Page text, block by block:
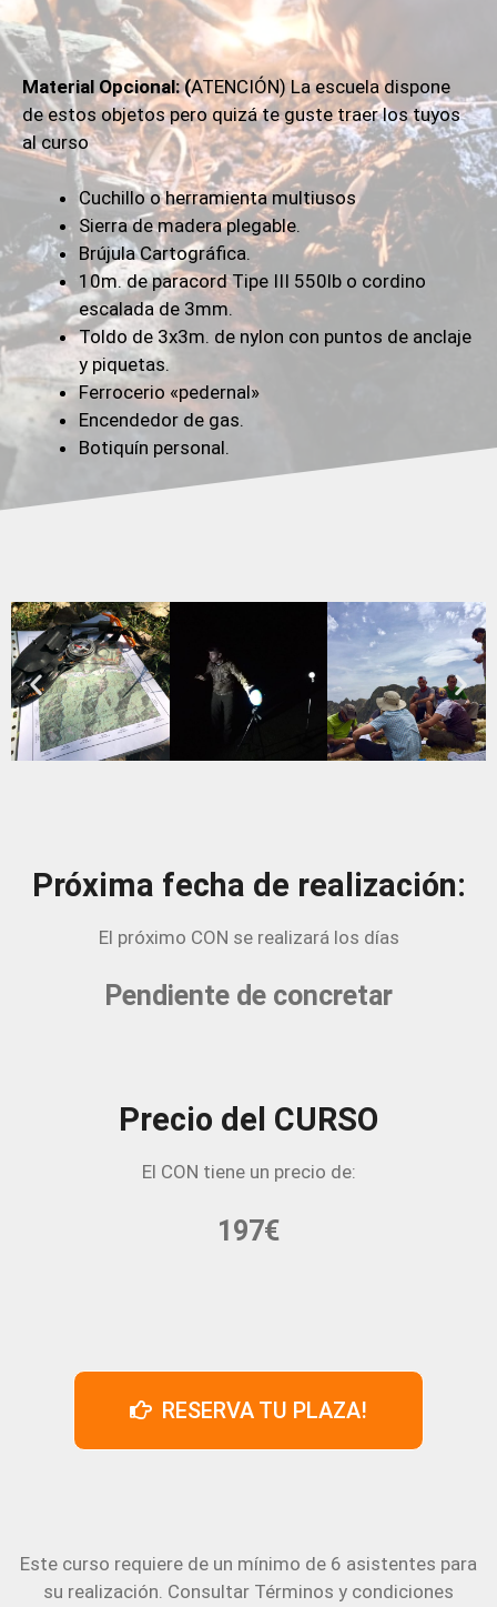
Material Opcional: (ATENCIÓN) La escuela dispone
de estos objetos pero quizá te guste traer los tuyos
al curso
Cuchillo o herramienta multiusos
Sierra de madera plegable.
Brújula Cartográfica.
10m. de paracord Tipe III 550lb o cordino
escalada de 3mm.
Toldo de 3x3m. de nylon con puntos de anclaje
y piquetas.
Ferrocerio «pedernal»
Encendedor de gas.
Botiquín personal.
Próxima fecha de realización:
El próximo CON se realizará los días
Pendiente de concretar
Precio del CURSO
El CON tiene un precio de:
197€
RESERVA TU PLAZA!
Este curso requiere de un mínimo de 6 asistentes para
su realización. Consultar Términos y condiciones